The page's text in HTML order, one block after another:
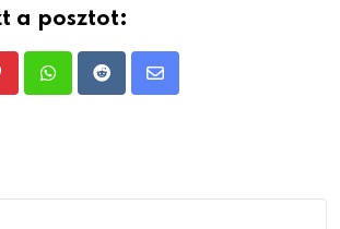
a posztot:
PinterestWhatsappRedditShare